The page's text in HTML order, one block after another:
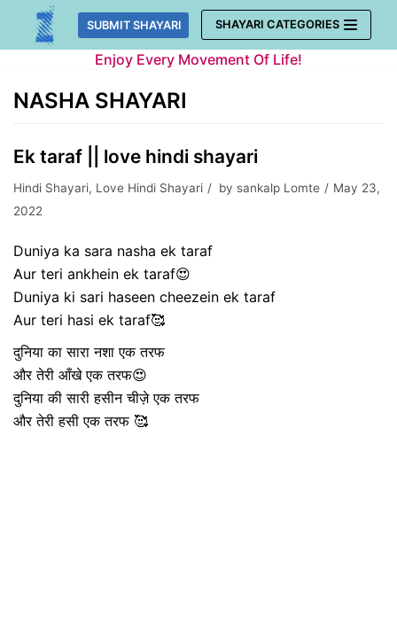
Skip
SUBMIT SHAYARI SHAYARI CATEGORIES
Enjoy Every Movement Of Life!
NASHA SHAYARI
Ek taraf || love hindi shayari
Hindi Shayari, Love Hindi Shayari by sankalp Lomte
May 23,
2022
Duniya ka sara nasha ek taraf
Aur teri ankhein ek taraf😍
Duniya ki sari haseen cheezein ek taraf
Aur teri hasi ek taraf🥰
दुनिया का सारा नशा एक तरफ
और तेरी आँखे एक तरफ😍
दुनिया की सारी हसीन चीज़े एक तरफ
और तेरी हसी एक तरफ 🥰